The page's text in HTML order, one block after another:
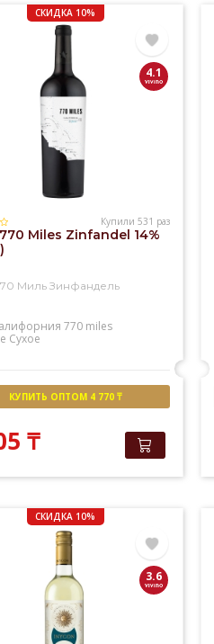
СКИДКА 10%
4.1
Купили 531 раз
Miles Zinfandel 14%
Миль Зинфандель
770 miles
Сухое
КУПИТЬ ОПТОМ 4 770 ₸
₸
СКИДКА 10%
3.6